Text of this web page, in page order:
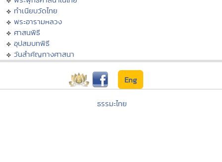
ทำเนียบวัดไทย
พระอารามหลวง
ศาสนพิธี
อุปสมบทพิธี
วันสำคัญทางศาสนา
Eng
ธรรมะไทย